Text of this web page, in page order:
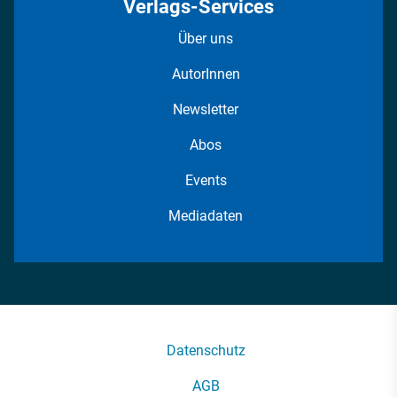
Verlags-Services
Über uns
AutorInnen
Newsletter
Abos
Events
Mediadaten
Datenschutz
AGB